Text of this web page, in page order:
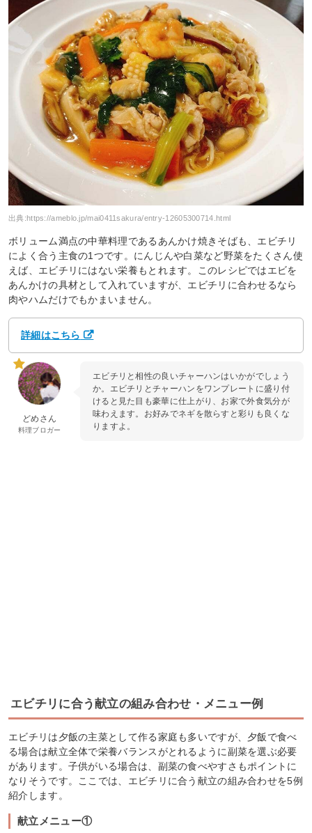
出典:https://ameblo.jp/mai0411sakura/entry-12605300714.html
ボリューム満点の中華料理であるあんかけ焼きそばも、エビチリ
によく合う主食の1つです。にんじんや白菜など野菜をたくさん使
えば、エビチリにはない栄養もとれます。このレシピではエビを
あんかけの具材として入れていますが、エビチリに合わせるなら
肉やハムだけでもかまいません。
詳細はこちら
どめさん
料理ブロガー
エビチリと相性の良いチャーハンはいかがでしょう
か。エビチリとチャーハンをワンプレートに盛り付
けると見た目も豪華に仕上がり、お家で外食気分が
味わえます。お好みでネギを散らすと彩りも良くな
りますよ。
エビチリに合う献立の組み合わせ・メニュー例
エビチリは夕飯の主菜として作る家庭も多いですが、夕飯で食べ
る場合は献立全体で栄養バランスがとれるように副菜を選ぶ必要
があります。子供がいる場合は、副菜の食べやすさもポイントに
なりそうです。ここでは、エビチリに合う献立の組み合わせを5例
紹介します。
献立メニュー①